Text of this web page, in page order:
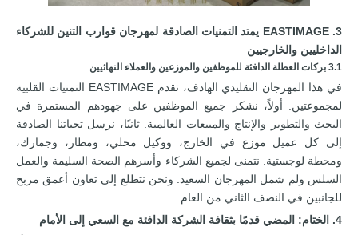
3. EASTIMAGE يمتد التمنيات الصادقة لمهرجان قوارب التنين للشركاء
الداخليين والخارجيين
3.1 بركات العطلة الدافئة للموظفين والموزعين والعملاء النهائيين
في هذا المهرجان التقليدي الهادف، تقدم EASTIMAGE التمنيات القلبية
لمجموعتين. أولاً، نشكر جميع الموظفين على جهودهم المستمرة في
البحث والتطوير والإنتاج والمبيعات العالمية. ثانيًا، نرسل تحياتنا الصادقة
إلى كل عميل موزع في الخارج، ووكيل محلي، ومطار، وجمارك،
ومحطة لوجستية. نتمنى لجميع الشركاء وأسرهم الصحة السليمة والعمل
السلس ولم شمل المهرجان السعيد. ونحن نتطلع إلى تعاون أعمق مربح
للجانبين في النصف الثاني من العام.
4. الختام: المضي قدمًا بثقافة الشركة الدافئة مع السعي إلى الأمام